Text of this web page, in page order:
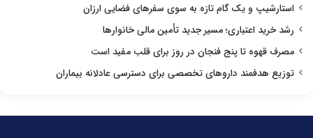
استارشیپ و یک گام تازه به سوی سفرهای فضایی ارزان
رشد خرید اعتباری؛ مسیر جدید تأمین مالی خانوارها
مصرف قهوه تا پنج فنجان در روز برای قلب مفید است
توزیع هدفمند داروهای تخصصی برای دسترسی عادلانه بیماران